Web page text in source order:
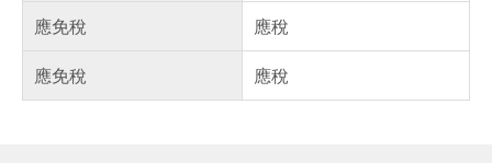
應免稅
應稅
應免稅
應稅